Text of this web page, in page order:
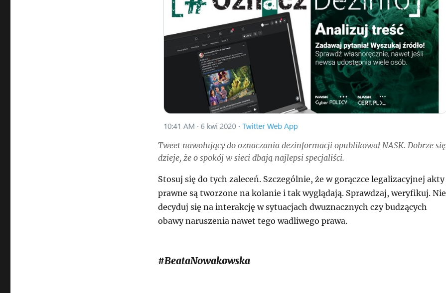
Tweet nawołujący do oznaczania dezinformacji opublikował NASK. Dobrze się
dzieje, że o spokój w sieci dbają najlepsi specjaliści.
Stosuj się do tych zaleceń. Szczególnie, że w gorączce legalizacyjnej akty
prawne są tworzone na kolanie i tak wyglądają. Sprawdzaj, weryfikuj. Nie
decyduj się na interakcję w sytuacjach dwuznacznych czy budzących
obawy naruszenia nawet tego wadliwego prawa.
#BeataNowakowska